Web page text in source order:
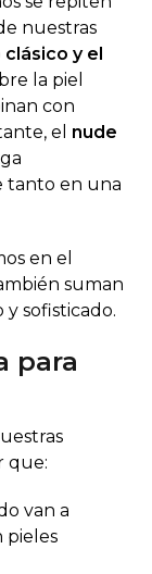
nuestras
clásico y el
la piel
con
el nude
tanto en una
en el
suman
sofisticado.
para
que:
van a
pieles